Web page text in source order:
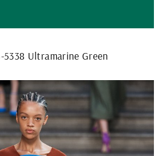
5338 Ultramarine Green